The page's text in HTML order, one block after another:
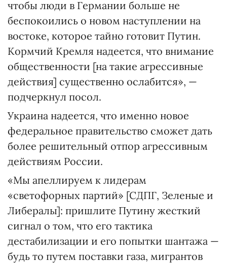
чтобы люди в Германии больше не
беспокоились о новом наступлении на
востоке, которое тайно готовит Путин.
Кормчий Кремля надеется, что внимание
общественности [на такие агрессивные
действия] существенно ослабится», —
подчеркнул посол.
Украина надеется, что именно новое
федеральное правительство сможет дать
более решительный отпор агрессивным
действиям России.
«Мы апеллируем к лидерам
«светофорных партий» [СДПГ, Зеленые и
Либералы]: пришлите Путину жесткий
сигнал о том, что его тактика
дестабилизации и его попытки шантажа —
будь то путем поставки газа, мигрантов